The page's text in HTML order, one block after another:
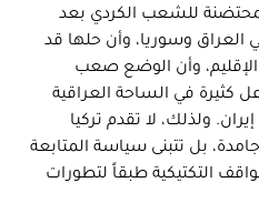
للشعب الكردي بعد
العراق وسوريا، وأن حلها قد
الإقليم، وأن الوضع صعب
في الساحة العراقية
ولذلك، لا تقدم تركيا
بل تتبنى سياسة المتابعة
التكتيكية طبقاً لتطورات